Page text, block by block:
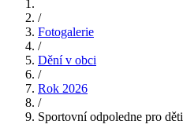
/
Fotogalerie
/
Dění v obci
/
Rok 2026
/
Sportovní odpoledne pro děti